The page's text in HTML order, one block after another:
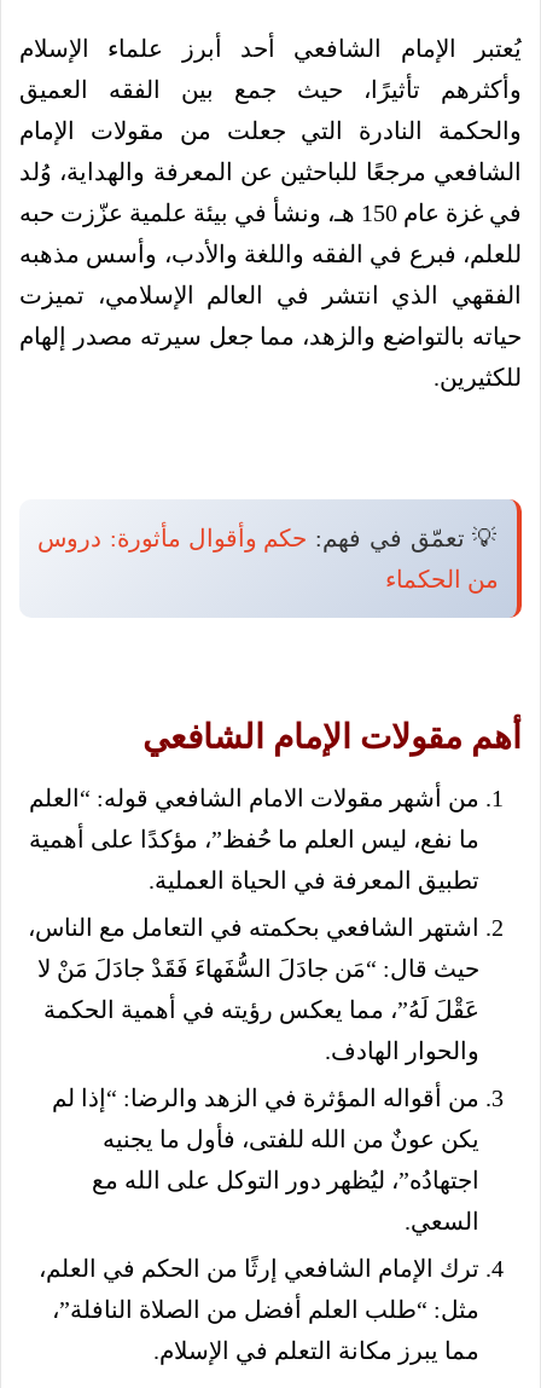
يُعتبر الإمام الشافعي أحد أبرز علماء الإسلام
وأكثرهم تأثيرًا، حيث جمع بين الفقه العميق
والحكمة النادرة التي جعلت من مقولات الإمام
الشافعي مرجعًا للباحثين عن المعرفة والهداية، وُلد
في غزة عام 150 هـ، ونشأ في بيئة علمية عزّزت حبه
للعلم، فبرع في الفقه واللغة والأدب، وأسس مذهبه
الفقهي الذي انتشر في العالم الإسلامي، تميزت
حياته بالتواضع والزهد، مما جعل سيرته مصدر إلهام
للكثيرين.
💡 تعمّق في فهم: حكم وأقوال مأثورة: دروس
من الحكماء
أهم مقولات الإمام الشافعي
من أشهر مقولات الامام الشافعي قوله: “العلم
ما نفع، ليس العلم ما حُفظ”، مؤكدًا على أهمية
تطبيق المعرفة في الحياة العملية.
اشتهر الشافعي بحكمته في التعامل مع الناس،
حيث قال: “مَن جادَلَ السُّفَهاءَ فَقَدْ جادَلَ مَنْ لا
عَقْلَ لَهُ”، مما يعكس رؤيته في أهمية الحكمة
والحوار الهادف.
من أقواله المؤثرة في الزهد والرضا: “إذا لم
يكن عونٌ من الله للفتى، فأول ما يجنيه
اجتهادُه”، ليُظهر دور التوكل على الله مع
السعي.
ترك الإمام الشافعي إرثًا من الحكم في العلم،
مثل: “طلب العلم أفضل من الصلاة النافلة”،
مما يبرز مكانة التعلم في الإسلام.